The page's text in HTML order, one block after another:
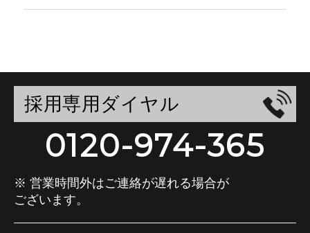
採用専用ダイヤル
0120-974-365
※ 営業時間外はご連絡が遅れる場合が
ございます。